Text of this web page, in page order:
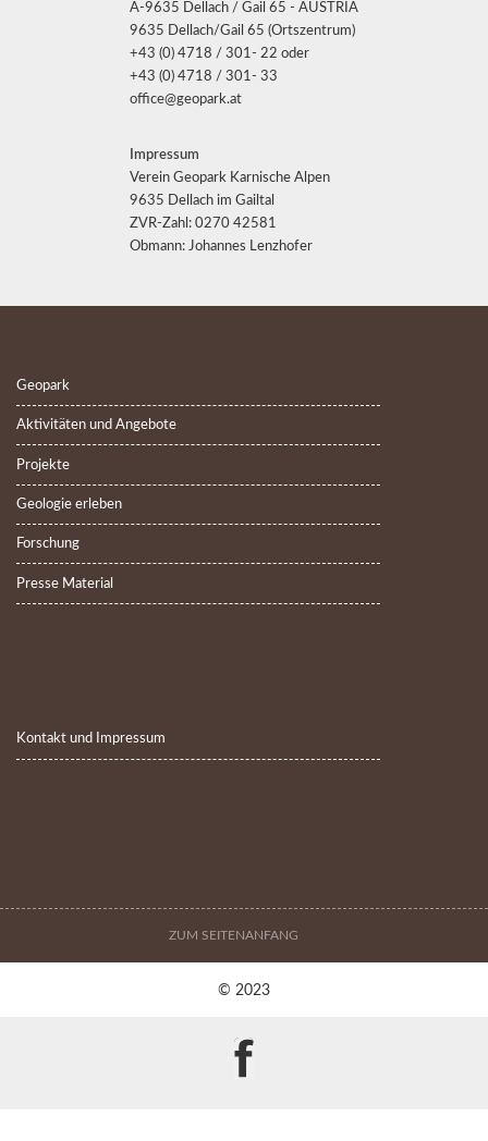
A-9635 Dellach / Gail 65 - AUSTRIA
9635 Dellach/Gail 65 (Ortszentrum)
+43 (0) 4718 / 301- 22 oder
+43 (0) 4718 / 301- 33
office@geopark.at
Impressum
Verein Geopark Karnische Alpen
9635 Dellach im Gailtal
ZVR-Zahl: 0270 42581
Obmann: Johannes Lenzhofer
Geopark
Aktivitäten und Angebote
Projekte
Geologie erleben
Forschung
Presse Material
Kontakt und Impressum
ZUM SEITENANFANG
© 2023